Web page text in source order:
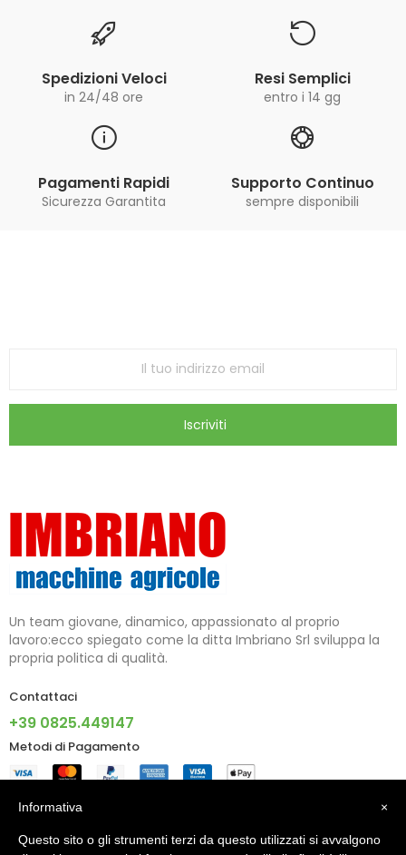
Spedizioni Veloci
in 24/48 ore
Resi Semplici
entro i 14 gg
Pagamenti Rapidi
Sicurezza Garantita
Supporto Continuo
sempre disponibili
Iscriviti
Un team giovane, dinamico, appassionato al proprio
lavoro:ecco spiegato come la ditta Imbriano Srl sviluppa la
propria politica di qualità.
Contattaci
+39 0825.449147
Metodi di Pagamento
Informazioni
Account
×
Informativa
Questo sito o gli strumenti terzi da questo utilizzati si avvalgono